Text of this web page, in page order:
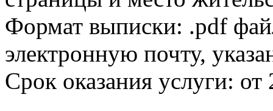
Формат выписки: .pdf
электронную почту,
Срок оказания услуги: от